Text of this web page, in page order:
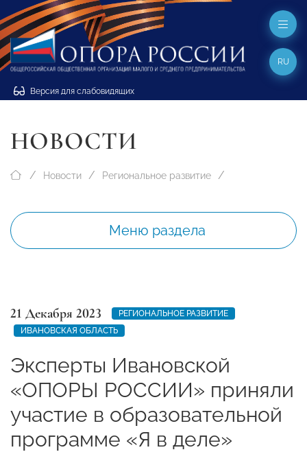
Версия для слабовидящих
RU
НОВОСТИ
Новости Региональное развитие
Меню раздела
21 Декабря 2023
РЕГИОНАЛЬНОЕ РАЗВИТИЕ
ИВАНОВСКАЯ ОБЛАСТЬ
Эксперты Ивановской
«ОПОРЫ РОССИИ» приняли
участие в образовательной
программе «Я в деле»